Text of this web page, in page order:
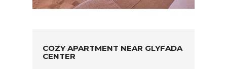
COZY APARTMENT NEAR GLYFADA
CENTER